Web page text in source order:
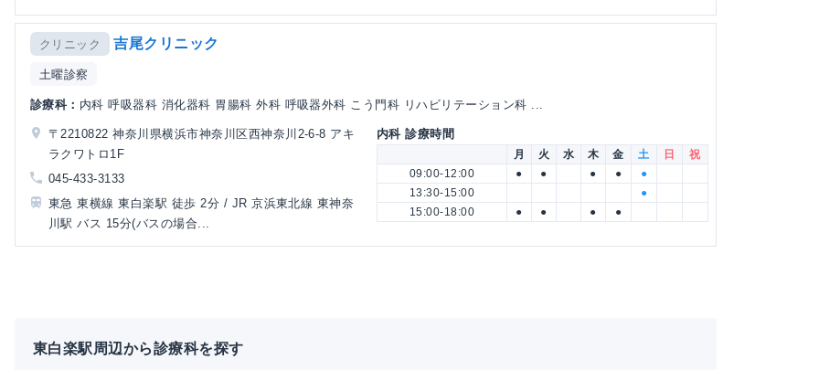
クリニック 吉尾クリニック
土曜診察
診療科： 内科 呼吸器科 消化器科 胃腸科 外科 呼吸器外科 こう門科 リハビリテーション科 ...
〒2210822 神奈川県横浜市神奈川区西神奈川2-6-8 アキ
ラクワトロ1F
045-433-3133
東急 東横線 東白楽駅 徒歩 2分 / JR 京浜東北線 東神奈
川駅 バス 15分(バスの場合...
内科 診療時間
月 火 水 木 金 土 日
祝
09:00-12:00
● ● ● ●
●
13:30-15:00
●
15:00-18:00
● ● ● ●
東白楽駅周辺から診療科を探す